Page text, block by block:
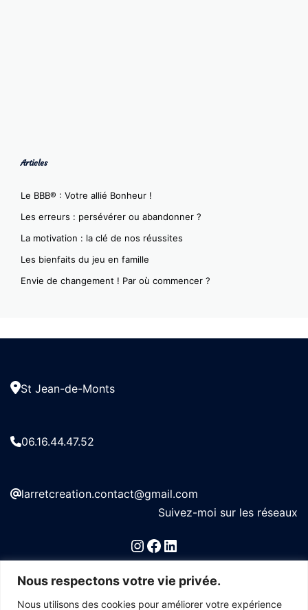
Nous respectons votre vie privée.
Nous utilisons des cookies pour améliorer votre expérience
Articles
Le BBB® : Votre allié Bonheur !
Les erreurs : persévérer ou abandonner ?
La motivation : la clé de nos réussites
Les bienfaits du jeu en famille
Envie de changement ! Par où commencer ?
St Jean-de-Monts
06.16.44.47.52
larretcreation.contact@gmail.com
Suivez-moi sur les réseaux
Instagram
Facebook
LinkedIn